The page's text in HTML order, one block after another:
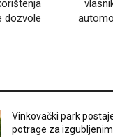
dozvole
Vinkovački park
potrage za